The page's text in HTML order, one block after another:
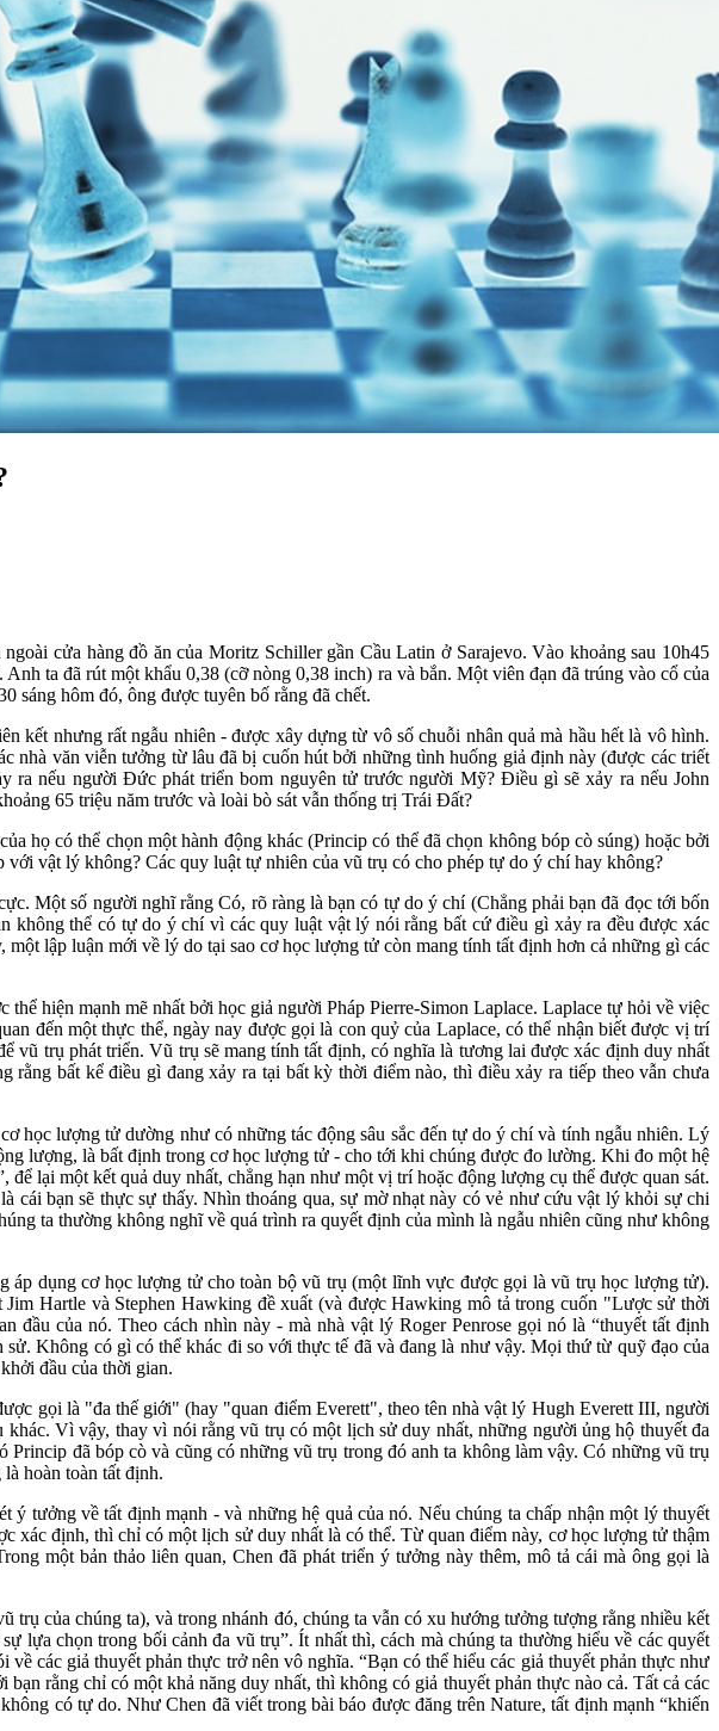
cửa hàng đồ ăn của Moritz Schiller gần Cầu Latin ở Sarajevo. Vào khoảng sau 10h45
ta đã rút một khẩu 0,38 (cỡ nòng 0,38 inch) ra và bắn. Một viên đạn đã trúng vào cổ của
sáng hôm đó, ông được tuyên bố rằng đã chết.
kết nhưng rất ngẫu nhiên - được xây dựng từ vô số chuỗi nhân quả mà hầu hết là vô hình.
nhà văn viễn tưởng từ lâu đã bị cuốn hút bởi những tình huống giả định này (được các triết
nếu người Đức phát triển bom nguyên tử trước người Mỹ? Điều gì sẽ xảy ra nếu John
65 triệu năm trước và loài bò sát vẫn thống trị Trái Đất?
họ có thể chọn một hành động khác (Princip có thể đã chọn không bóp cò súng) hoặc bởi
vật lý không? Các quy luật tự nhiên của vũ trụ có cho phép tự do ý chí hay không?
Một số người nghĩ rằng Có, rõ ràng là bạn có tự do ý chí (Chẳng phải bạn đã đọc tới bốn
không thể có tự do ý chí vì các quy luật vật lý nói rằng bất cứ điều gì xảy ra đều được xác
lập luận mới về lý do tại sao cơ học lượng tử còn mang tính tất định hơn cả những gì các
hiện mạnh mẽ nhất bởi học giả người Pháp Pierre-Simon Laplace. Laplace tự hỏi về việc
đến một thực thể, ngày nay được gọi là con quỷ của Laplace, có thể nhận biết được vị trí
trụ phát triển. Vũ trụ sẽ mang tính tất định, có nghĩa là tương lai được xác định duy nhất
bất kể điều gì đang xảy ra tại bất kỳ thời điểm nào, thì điều xảy ra tiếp theo vẫn chưa
học lượng tử dường như có những tác động sâu sắc đến tự do ý chí và tính ngẫu nhiên. Lý
lượng, là bất định trong cơ học lượng tử - cho tới khi chúng được đo lường. Khi đo một hệ
lại một kết quả duy nhất, chẳng hạn như một vị trí hoặc động lượng cụ thể được quan sát.
cái bạn sẽ thực sự thấy. Nhìn thoáng qua, sự mờ nhạt này có vẻ như cứu vật lý khỏi sự chi
ta thường không nghĩ về quá trình ra quyết định của mình là ngẫu nhiên cũng như không
áp dụng cơ học lượng tử cho toàn bộ vũ trụ (một lĩnh vực được gọi là vũ trụ học lượng tử).
Hartle và Stephen Hawking đề xuất (và được Hawking mô tả trong cuốn "Lược sử thời
của nó. Theo cách nhìn này - mà nhà vật lý Roger Penrose gọi nó là “thuyết tất định
Không có gì có thể khác đi so với thực tế đã và đang là như vậy. Mọi thứ từ quỹ đạo của
đầu của thời gian.
gọi là "đa thế giới" (hay "quan điểm Everett", theo tên nhà vật lý Hugh Everett III, người
Vì vậy, thay vì nói rằng vũ trụ có một lịch sử duy nhất, những người ủng hộ thuyết đa
đã bóp cò và cũng có những vũ trụ trong đó anh ta không làm vậy. Có những vũ trụ
hoàn toàn tất định.
tưởng về tất định mạnh - và những hệ quả của nó. Nếu chúng ta chấp nhận một lý thuyết
xác định, thì chỉ có một lịch sử duy nhất là có thể. Từ quan điểm này, cơ học lượng tử thậm
một bản thảo liên quan, Chen đã phát triển ý tưởng này thêm, mô tả cái mà ông gọi là
của chúng ta), và trong nhánh đó, chúng ta vẫn có xu hướng tưởng tượng rằng nhiều kết
lựa chọn trong bối cảnh đa vũ trụ”. Ít nhất thì, cách mà chúng ta thường hiểu về các quyết
các giả thuyết phản thực trở nên vô nghĩa. “Bạn có thể hiểu các giả thuyết phản thực như
rằng chỉ có một khả năng duy nhất, thì không có giả thuyết phản thực nào cả. Tất cả các
có tự do. Như Chen đã viết trong bài báo được đăng trên Nature, tất định mạnh “khiến